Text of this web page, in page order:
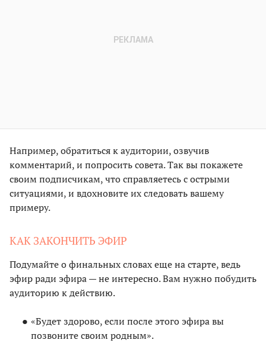
Например, обратиться к аудитории, озвучив
комментарий, и попросить совета. Так вы покажете
своим подписчикам, что справляетесь с острыми
ситуациями, и вдохновите их следовать вашему
примеру.
КАК ЗАКОНЧИТЬ ЭФИР
Подумайте о финальных словах еще на старте, ведь
эфир ради эфира — не интересно. Вам нужно побудить
аудиторию к действию.
«Будет здорово, если после этого эфира вы
позвоните своим родным».